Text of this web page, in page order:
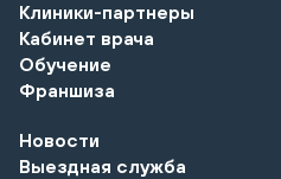
Клиники-партнеры
Кабинет врача
Обучение
Франшиза
Новости
Выездная служба